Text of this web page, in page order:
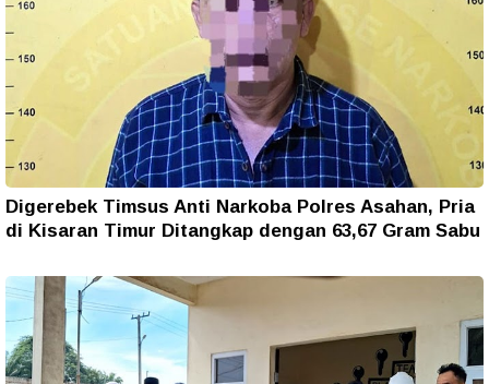
Digerebek Timsus Anti Narkoba Polres Asahan, Pria
di Kisaran Timur Ditangkap dengan 63,67 Gram Sabu